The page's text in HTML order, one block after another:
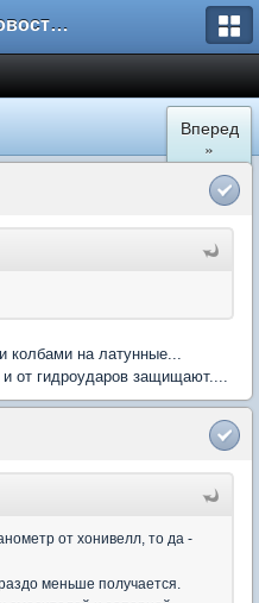
Форум Новостройки
Вперед
»
колбами на латунные...
и от гидроударов защищают....
от хонивелл, то да -
меньше получается.